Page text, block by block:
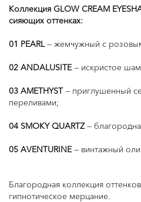
Коллекция GLOW CREAM
сияющих оттенках:
01 PEARL— жемчужный с
02 ANDALUSITE— искристое
03 AMETHYST— приглушенный
переливами;
04 SMOKY QUARTZ—
05 AVENTURINE— винтажный
Благородная коллекция
гипнотическое мерцание.